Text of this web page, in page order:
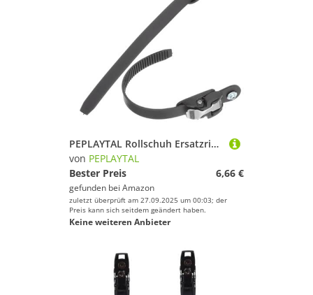
PEPLAYTAL Rollschuh Ersatzriemen PVC Schnalle Strap für Roller Skates Stabile Fixierung Leicht Kompakt Langlebig Passend als Ersatz für Schlittschuhe und Skates
von PEPLAYTAL
Bester Preis
6,66 €
gefunden bei Amazon
zuletzt überprüft am 27.09.2025 um 00:03; der
Preis kann sich seitdem geändert haben.
Keine weiteren Anbieter